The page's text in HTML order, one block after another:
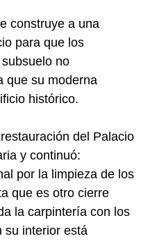
construye a una
para que los
no
que su moderna
histórico.
del Palacio
y continuó:
por la limpieza de los
que es otro cierre
la carpintería con los
su interior está